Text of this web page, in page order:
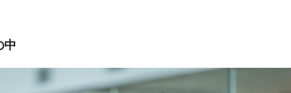
中